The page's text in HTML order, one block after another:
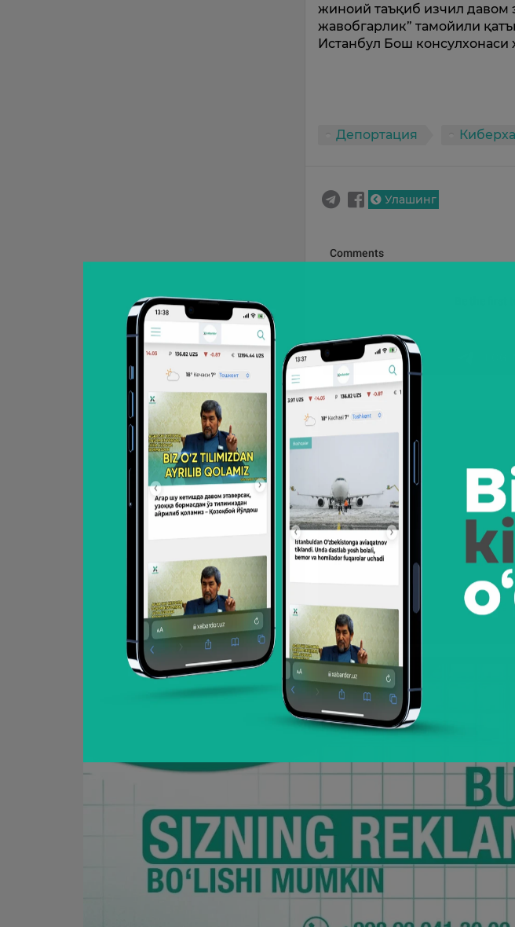
жиноий таъқиб изчил давом
жавобгарлик” тамойили
Истанбул Бош консулхонаси
Депортация
Улашинг